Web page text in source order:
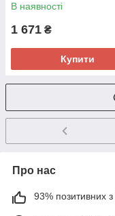
В наявності
1 671 ₴
Купити
Про нас
93% позитивних з